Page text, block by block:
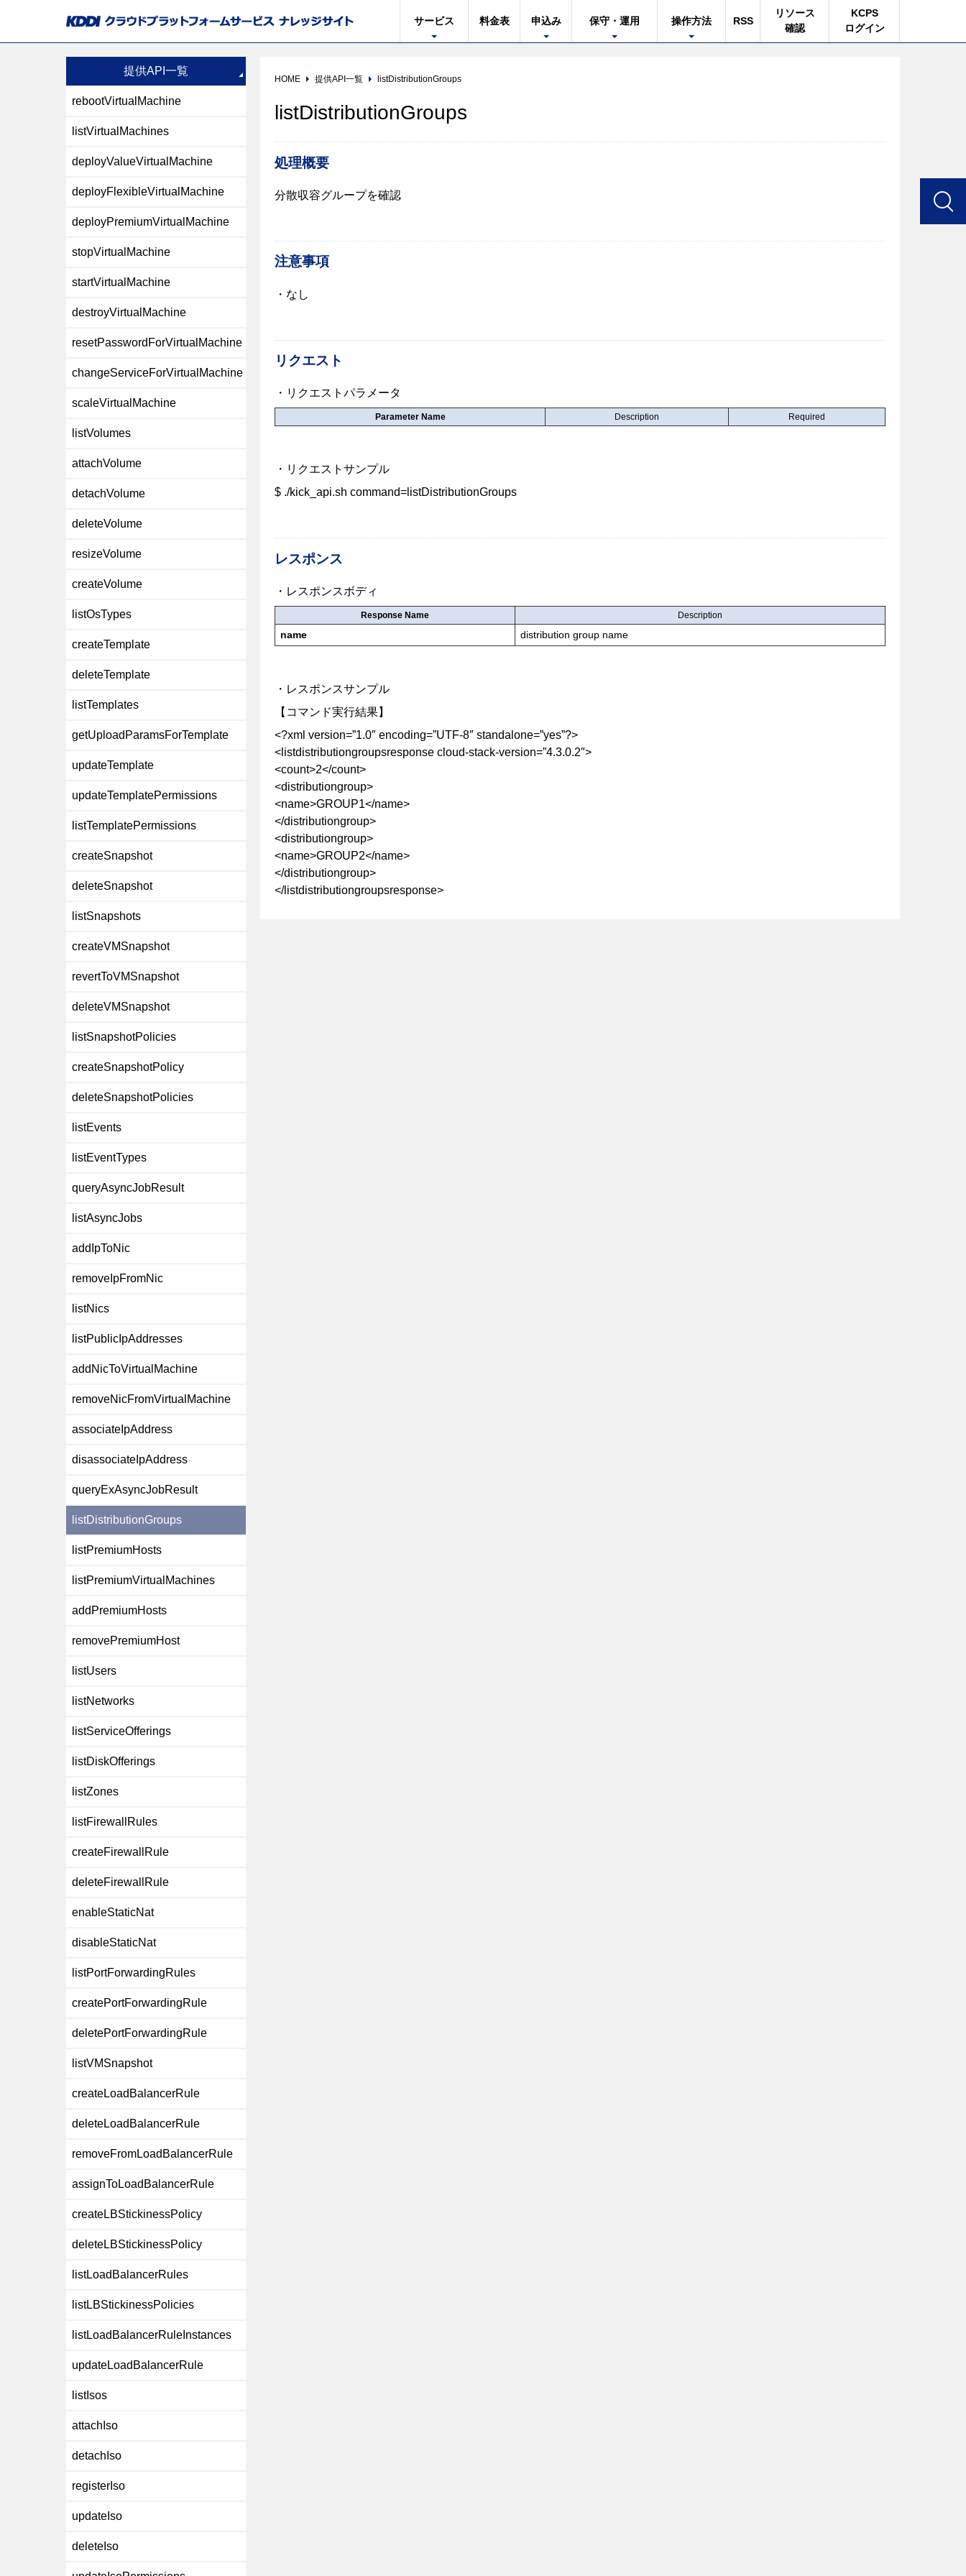
サービス 料金表 申込み 保守・運用 操作方法 RSS
リソース
確認
KCPS
ログイン
HOME 提供API一覧 listDistributionGroups
listDistributionGroups
処理概要
分散収容グループを確認
注意事項
・なし
リクエスト
・リクエストパラメータ
Parameter Name Description Required
・リクエストサンプル
$ ./kick_api.sh command=listDistributionGroups
レスポンス
・レスポンスボディ
Response Name Description
name distribution group name
・レスポンスサンプル
【コマンド実行結果】
<?xml version=”1.0″ encoding=”UTF-8″ standalone=”yes”?>
<listdistributiongroupsresponse cloud-stack-version=”4.3.0.2″>
<count>2</count>
<distributiongroup>
<name>GROUP1</name>
</distributiongroup>
<distributiongroup>
<name>GROUP2</name>
</distributiongroup>
</listdistributiongroupsresponse>
提供API一覧
rebootVirtualMachine
listVirtualMachines
deployValueVirtualMachine
deployFlexibleVirtualMachine
deployPremiumVirtualMachine
stopVirtualMachine
startVirtualMachine
destroyVirtualMachine
resetPasswordForVirtualMachine
changeServiceForVirtualMachine
scaleVirtualMachine
listVolumes
attachVolume
detachVolume
deleteVolume
resizeVolume
createVolume
listOsTypes
createTemplate
deleteTemplate
listTemplates
getUploadParamsForTemplate
updateTemplate
updateTemplatePermissions
listTemplatePermissions
createSnapshot
deleteSnapshot
listSnapshots
createVMSnapshot
revertToVMSnapshot
deleteVMSnapshot
listSnapshotPolicies
createSnapshotPolicy
deleteSnapshotPolicies
listEvents
listEventTypes
queryAsyncJobResult
listAsyncJobs
addIpToNic
removeIpFromNic
listNics
listPublicIpAddresses
addNicToVirtualMachine
removeNicFromVirtualMachine
associateIpAddress
disassociateIpAddress
queryExAsyncJobResult
listDistributionGroups
listPremiumHosts
listPremiumVirtualMachines
addPremiumHosts
removePremiumHost
listUsers
listNetworks
listServiceOfferings
listDiskOfferings
listZones
listFirewallRules
createFirewallRule
deleteFirewallRule
enableStaticNat
disableStaticNat
listPortForwardingRules
createPortForwardingRule
deletePortForwardingRule
listVMSnapshot
createLoadBalancerRule
deleteLoadBalancerRule
removeFromLoadBalancerRule
assignToLoadBalancerRule
createLBStickinessPolicy
deleteLBStickinessPolicy
listLoadBalancerRules
listLBStickinessPolicies
listLoadBalancerRuleInstances
updateLoadBalancerRule
listIsos
attachIso
detachIso
registerIso
updateIso
deleteIso